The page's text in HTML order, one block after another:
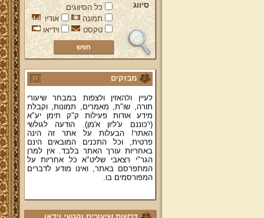
סיווג
כל הסיווגים
תמונה
אודיו
טקסט
וידיאו
מבזקים
ברוכים הבאים לאתר מהרי"ץ
יד מהרי"ץ - פורטל תורני למורשת יהדות
תימן, האתר הרשמי להנצחת מורשתו
של גאון רבני תימן ותפארתם מהרי"ץ
זצוק"ל. באתר תמצאו גם תכנים תורניים
והלכתיים רבים של מרן הגאון הרב יצחק
רצאבי שליט"א - פוסק עדת תימן,
מחבר ספרי שלחן ערוך המקוצר ח"ח
ושו"ת עולת יצחק ג"ח ועוד, וכן תוכלו
לעיין ולהאזין ולצפות במבחר שיעורי
תורה, שו"ת, מאמרים, תמונות, וקבלת
מידע אודות פעילות ק"ק תימן יע"א
(י'כוננם ע'ליון א'מן). הודעה לגולשי
האתר! הבעלות על אתר זה הינה
פרטית, וכל התכנים המובאים הינם
באחריות עורך האתר בלבד. אין למרן
הגר"י רצאבי שליט"א כל אחריות על
המתפרסם באתר, ואינו מודע לדברים
המפורסמים בו.
פניה נרגשת אל אחינו בני עדת תימן
יע"א די בכל אתר ואתר